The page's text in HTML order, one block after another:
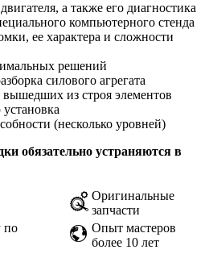
а также его диагностика
компьютерного стенда
ее характера и сложности
решений
силового агрегата
вышедших из строя элементов
(несколько уровней)
обязательно устраняются в
Оригинальные
запчасти
по
Опыт мастеров
более 10 лет